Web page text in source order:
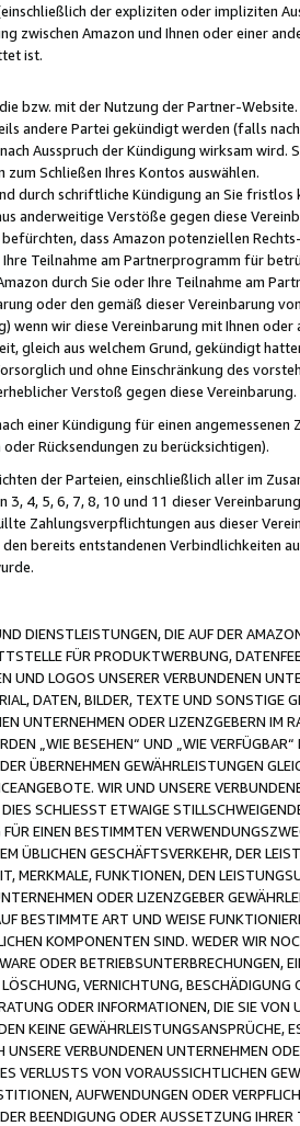
der expliziten oder impliziten
zwischen Amazon und Ihnen oder einer
ist.
bzw. mit der Nutzung der Partner-
andere Partei gekündigt werden (falls
Ausspruch der Kündigung wirksam wird.
Schließen Ihres Kontos auswählen.
durch schriftliche Kündigung an Sie
anderweitige Verstöße gegen diese
dass Amazon potenziellen
Teilnahme am Partnerprogramm für
durch Sie oder Ihre Teilnahme am
oder den gemäß dieser Vereinbarung
wir diese Vereinbarung mit Ihnen oder
gleich aus welchem Grund, gekündigt
und ohne Einschränkung des
Verstoß gegen diese Vereinbarung.
einer Kündigung für einen
Rücksendungen zu berücksichtigen).
der Parteien, einschließlich aller im
4, 5, 6, 7, 8, 10 und 11 dieser
Zahlungsverpflichtungen aus dieser
bereits entstandenen Verbindlichkeiten
DIENSTLEISTUNGEN, DIE AUF DER
FÜR PRODUKTWERBUNG,
LOGOS UNSERER VERBUNDENEN
DATEN, BILDER, TEXTE UND SONSTIGE
UNTERNEHMEN ODER LIZENZGEBERN IM
„WIE BESEHEN“ UND „WIE
ÜBERNEHMEN GEWÄHRLEISTUNGEN
WIR UND UNSERE
SCHLIESST ETWAIGE
EINEN BESTIMMTEN
ÜBLICHEN GESCHÄFTSVERKEHR, DER
MERKMALE, FUNKTIONEN, DEN
ODER LIZENZGEBER
BESTIMMTE ART UND WEISE
KOMPONENTEN SIND. WEDER WIR
ODER BETRIEBSUNTERBRECHUNGEN,
VERNICHTUNG,
ODER INFORMATIONEN, DIE SIE VON
KEINE GEWÄHRLEISTUNGSANSPRÜCHE,
VERBUNDENEN UNTERNEHMEN
VERLUSTS VON VORAUSSICHTLICHEN
AUFWENDUNGEN ODER
BEENDIGUNG ODER AUSSETZUNG